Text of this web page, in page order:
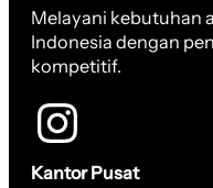
Melayani kebutuhan
Indonesia dengan
kompetitif.
Kantor Pusat